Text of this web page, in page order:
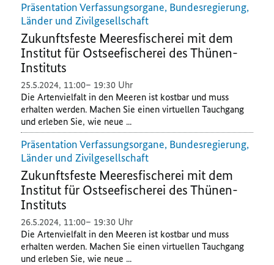
Präsentation Verfassungsorgane, Bundesregierung,
Länder und Zivilgesellschaft
Zukunftsfeste Meeresfischerei mit dem
Institut für Ostseefischerei des Thünen-
Instituts
25.5.2024, 11:00
19:30 Uhr
Die Artenvielfalt in den Meeren ist kostbar und muss
erhalten werden. Machen Sie einen virtuellen Tauchgang
und erleben Sie, wie neue ...
Präsentation Verfassungsorgane, Bundesregierung,
Länder und Zivilgesellschaft
Zukunftsfeste Meeresfischerei mit dem
Institut für Ostseefischerei des Thünen-
Instituts
26.5.2024, 11:00
19:30 Uhr
Die Artenvielfalt in den Meeren ist kostbar und muss
erhalten werden. Machen Sie einen virtuellen Tauchgang
und erleben Sie, wie neue ...